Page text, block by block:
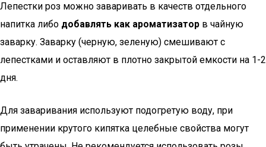
Лепестки роз можно заваривать в качеств отдельного
напитка либо добавлять как ароматизатор в чайную
заварку. Заварку (черную, зеленую) смешивают с
лепестками и оставляют в плотно закрытой емкости на 1-2
дня.
Для заваривания используют подогретую воду, при
применении крутого кипятка целебные свойства могут